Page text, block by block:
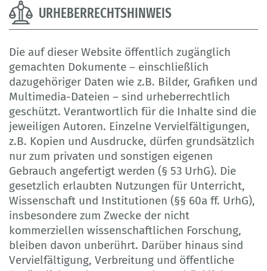
URHEBERRECHTSHINWEIS
Die auf dieser Website öffentlich zugänglich
gemachten Dokumente – einschließlich
dazugehöriger Daten wie z.B. Bilder, Grafiken und
Multimedia-Dateien – sind urheberrechtlich
geschützt. Verantwortlich für die Inhalte sind die
jeweiligen Autoren. Einzelne Vervielfältigungen,
z.B. Kopien und Ausdrucke, dürfen grundsätzlich
nur zum privaten und sonstigen eigenen
Gebrauch angefertigt werden (§ 53 UrhG). Die
gesetzlich erlaubten Nutzungen für Unterricht,
Wissenschaft und Institutionen (§§ 60a ff. UrhG),
insbesondere zum Zwecke der nicht
kommerziellen wissenschaftlichen Forschung,
bleiben davon unberührt. Darüber hinaus sind
Vervielfältigung, Verbreitung und öffentliche